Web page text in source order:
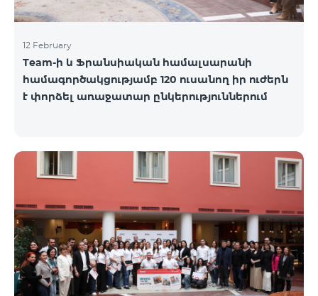
12 February
Team-ի և Ֆրանսիական համալսարանի
համագործակցությամբ 120 ուսանող իր ուժերն
է փորձել առաջատար ընկերություններում